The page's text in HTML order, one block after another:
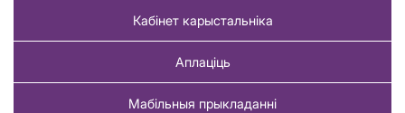
Кабінет карыстальніка
Аплаціць
Мабільныя прыкладанні